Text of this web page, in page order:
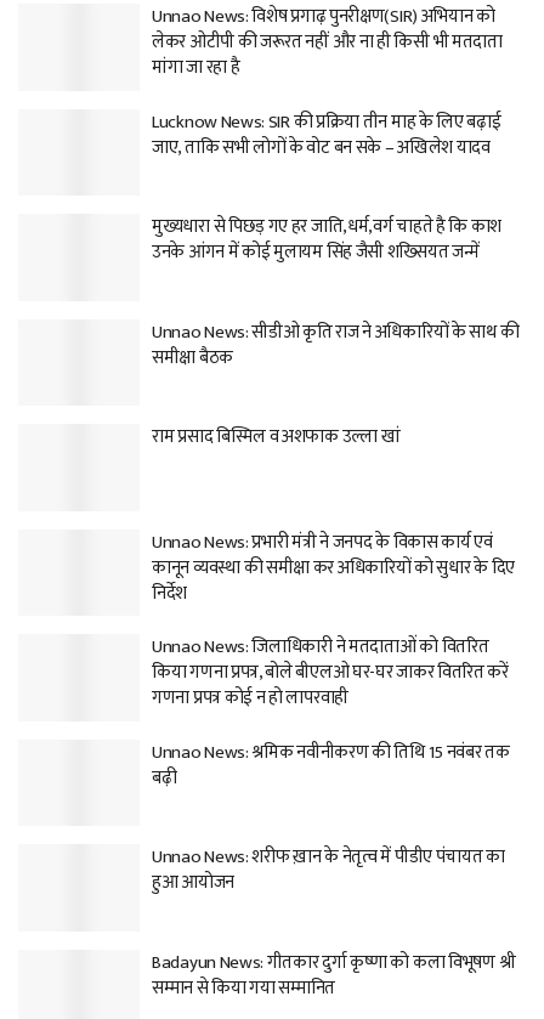
Unnao News: विशेष प्रगाढ़ पुनरीक्षण(SIR) अभियान को
लेकर ओटीपी की जरूरत नहीं और ना ही किसी भी मतदाता
मांगा जा रहा है
Lucknow News: SIR की प्रक्रिया तीन माह के लिए बढ़ाई
जाए, ताकि सभी लोगों के वोट बन सके – अखिलेश यादव
मुख्यधारा से पिछड़ गए हर जाति,धर्म,वर्ग चाहते है कि काश
उनके आंगन में कोई मुलायम सिंह जैसी शख्सियत जन्में
Unnao News: सीडीओ कृति राज ने अधिकारियों के साथ की
समीक्षा बैठक
राम प्रसाद बिस्मिल व अशफाक उल्ला खां
Unnao News: प्रभारी मंत्री ने जनपद के विकास कार्य एवं
कानून व्यवस्था की समीक्षा कर अधिकारियों को सुधार के दिए
निर्देश
Unnao News: जिलाधिकारी ने मतदाताओं को वितरित
किया गणना प्रपत्र, बोले बीएलओ घर-घर जाकर वितरित करें
गणना प्रपत्र कोई न हो लापरवाही
Unnao News: श्रमिक नवीनीकरण की तिथि 15 नवंबर तक
बढ़ी
Unnao News: शरीफ ख़ान के नेतृत्व में पीडीए पंचायत का
हुआ आयोजन
Badayun News: गीतकार दुर्गा कृष्णा को कला विभूषण श्री
सम्मान से किया गया सम्मानित